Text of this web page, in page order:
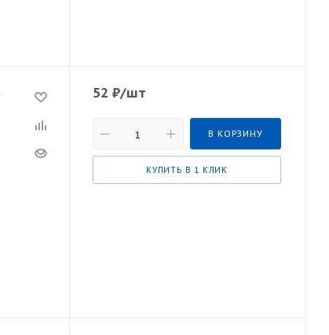
52 ₽/шт
В КОРЗИНУ
КУПИТЬ В 1 КЛИК